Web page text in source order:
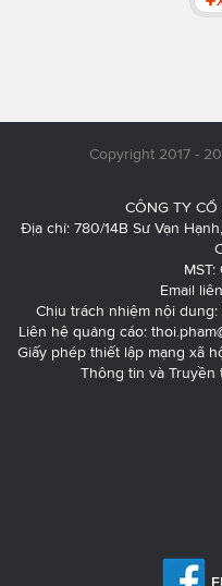
Copyright 2017 -
CÔNG TY CỔ
Địa chỉ: 780/14B Sư Vạn
Email
Chịu trách nhiệm nội
Liên hệ quảng cáo:
Giấy phép thiết lập mạng xã
Thông tin và Truyền